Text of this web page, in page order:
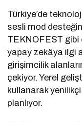
Türkiye’de
sesli mod
TEKNOFEST gibi
yapay zekâya ilgi
girişimcilik
çekiyor. Yerel
kullanarak
planlıyor.